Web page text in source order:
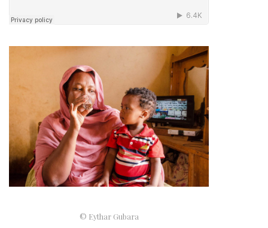
© Eythar Gubara